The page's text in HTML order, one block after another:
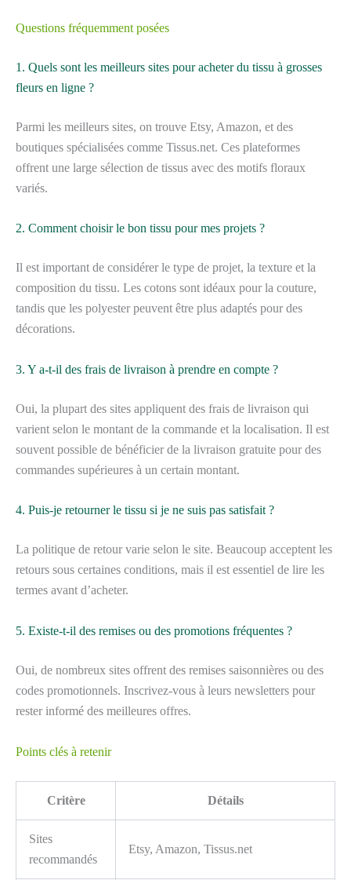
Questions fréquemment posées
1. Quels sont les meilleurs sites pour acheter du tissu à grosses
fleurs en ligne ?
Parmi les meilleurs sites, on trouve Etsy, Amazon, et des
boutiques spécialisées comme Tissus.net. Ces plateformes
offrent une large sélection de tissus avec des motifs floraux
variés.
2. Comment choisir le bon tissu pour mes projets ?
Il est important de considérer le type de projet, la texture et la
composition du tissu. Les cotons sont idéaux pour la couture,
tandis que les polyester peuvent être plus adaptés pour des
décorations.
3. Y a-t-il des frais de livraison à prendre en compte ?
Oui, la plupart des sites appliquent des frais de livraison qui
varient selon le montant de la commande et la localisation. Il est
souvent possible de bénéficier de la livraison gratuite pour des
commandes supérieures à un certain montant.
4. Puis-je retourner le tissu si je ne suis pas satisfait ?
La politique de retour varie selon le site. Beaucoup acceptent les
retours sous certaines conditions, mais il est essentiel de lire les
termes avant d’acheter.
5. Existe-t-il des remises ou des promotions fréquentes ?
Oui, de nombreux sites offrent des remises saisonnières ou des
codes promotionnels. Inscrivez-vous à leurs newsletters pour
rester informé des meilleures offres.
Points clés à retenir
Critère Détails
Sites
recommandés
Etsy, Amazon, Tissus.net